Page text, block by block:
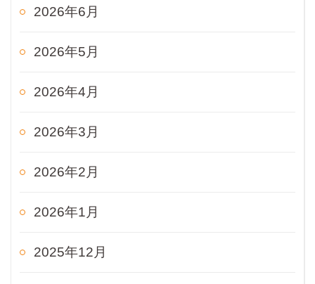
2026年6月
2026年5月
2026年4月
2026年3月
2026年2月
2026年1月
2025年12月